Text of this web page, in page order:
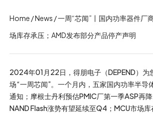
Home /News /一周“芯闻”丨国内功率器件厂
场库存承压；AMD发布部分产品停产声明
2024年01月22日，得朋电子（DEPEND）为
场“一周芯闻”。一个月内，五家国内功率半导
通知；摩根士丹利预估PMIC厂第一季ASP再降
NAND Flash涨势有望延续至Q4；MCU市场